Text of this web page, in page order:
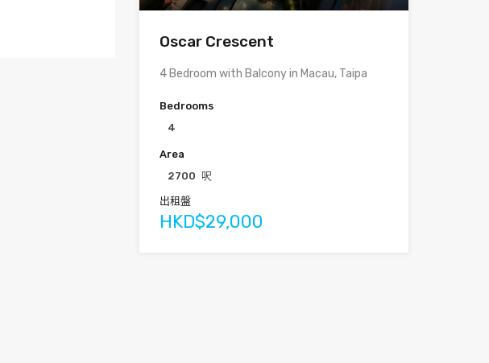
Oscar Crescent
4 Bedroom with Balcony in Macau, Taipa
Bedrooms
4
Area
2700 呎
出租盤
HKD$29,000